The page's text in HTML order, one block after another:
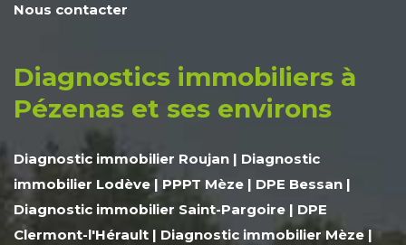
Nous contacter
Diagnostics immobiliers à
Pézenas et ses environs
Diagnostic immobilier Roujan | Diagnostic
immobilier Lodève | PPPT Mèze | DPE Bessan |
Diagnostic immobilier Saint-Pargoire | DPE
Clermont-l'Hérault | Diagnostic immobilier Mèze|